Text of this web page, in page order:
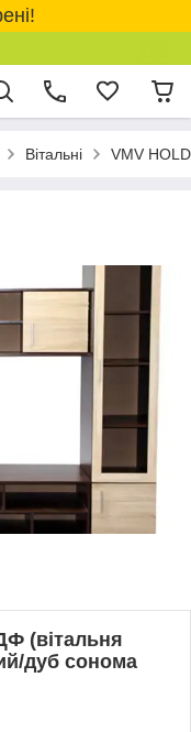
Вітальні VMV
(вітальня
дуб сонома